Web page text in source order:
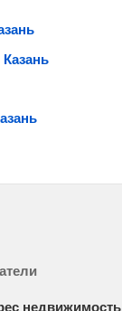
недвижимость